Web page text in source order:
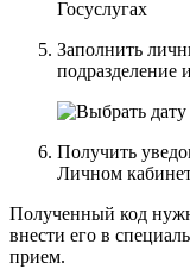
Заполнить
подразделение
Получить
Личном
Полученный код
внести его в
прием.